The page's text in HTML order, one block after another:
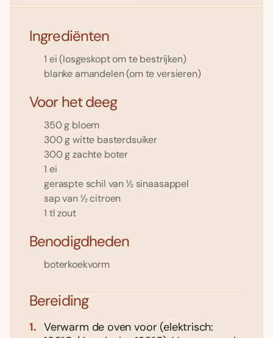
Ingrediënten
1 ei (losgeskopt om te bestrijken)
blanke amandelen (om te versieren)
Voor het deeg
350 g bloem
300 g witte basterdsuiker
300 g zachte boter
1 ei
geraspte schil van ½ sinaasappel
sap van ½ citroen
1 tl zout
Benodigdheden
boterkoekvorm
Bereiding
Verwarm de oven voor (elektrisch: